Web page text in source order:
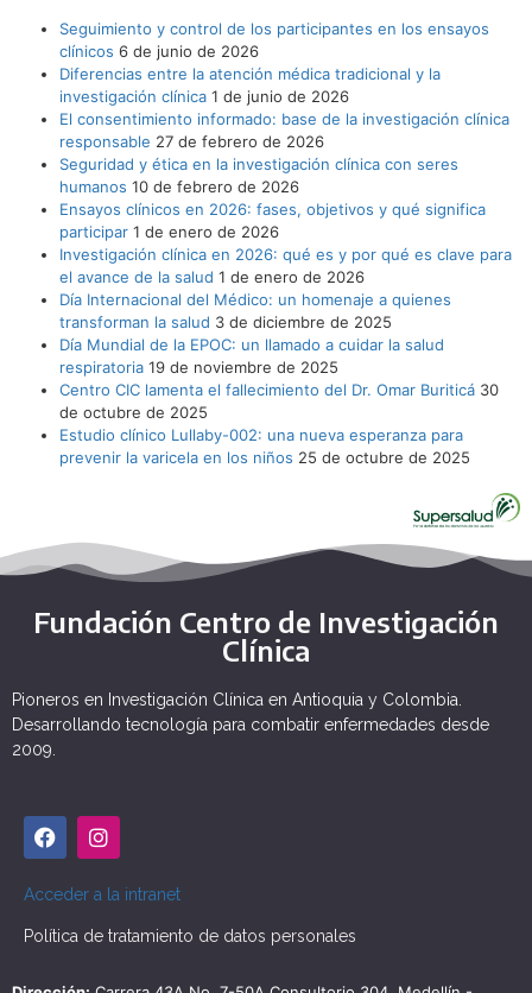
Seguimiento y control de los participantes en los ensayos
clínicos 6 de junio de 2026
Diferencias entre la atención médica tradicional y la
investigación clínica 1 de junio de 2026
El consentimiento informado: base de la investigación clínica
responsable 27 de febrero de 2026
Seguridad y ética en la investigación clínica con seres
humanos 10 de febrero de 2026
Ensayos clínicos en 2026: fases, objetivos y qué significa
participar 1 de enero de 2026
Investigación clínica en 2026: qué es y por qué es clave para
el avance de la salud 1 de enero de 2026
Día Internacional del Médico: un homenaje a quienes
transforman la salud 3 de diciembre de 2025
Día Mundial de la EPOC: un llamado a cuidar la salud
respiratoria 19 de noviembre de 2025
Centro CIC lamenta el fallecimiento del Dr. Omar Buriticá 30
de octubre de 2025
Estudio clínico Lullaby-002: una nueva esperanza para
prevenir la varicela en los niños 25 de octubre de 2025
Fundación Centro de Investigación
Clínica
Pioneros en Investigación Clínica en Antioquia y Colombia.
Desarrollando tecnología para combatir enfermedades desde
2009.
Acceder a la intranet
Política de tratamiento de datos personales